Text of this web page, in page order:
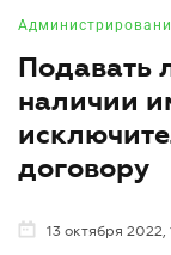
наличии
договору
13 октября 2022,